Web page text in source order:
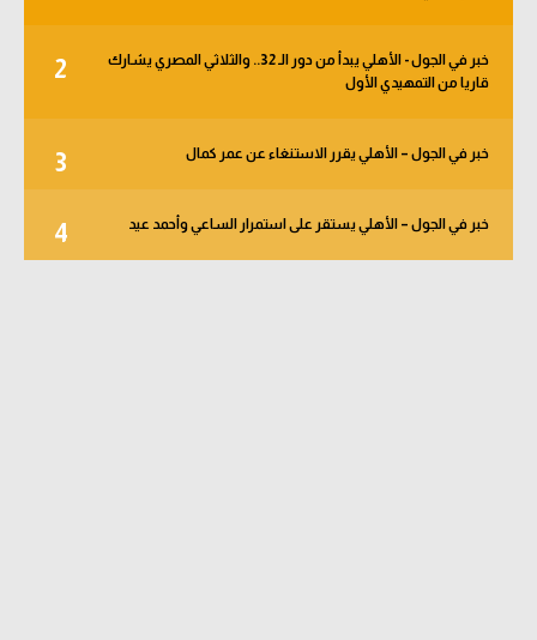
2
خبر في الجول - الأهلي يبدأ من دور الـ 32.. والثلاثي المصري يشارك
قاريا من التمهيدي الأول
3 خبر في الجول – الأهلي يقرر الاستنغاء عن عمر كمال
4 خبر في الجول – الأهلي يستقر على استمرار الساعي وأحمد عيد